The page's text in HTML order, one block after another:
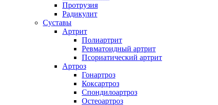
Протрузия
Радикулит
Суставы
Артрит
Полиартрит
Ревматоидный артрит
Псориатический артрит
Артроз
Гонартроз
Коксартроз
Спондилоартроз
Остеоартроз